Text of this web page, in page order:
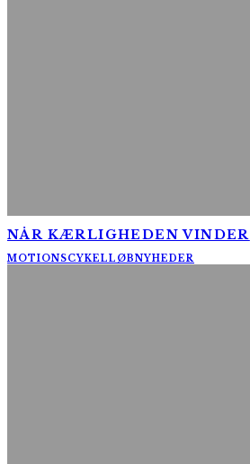
NÅR KÆRLIGHEDEN VINDER
MOTIONSCYKELLØBNYHEDER